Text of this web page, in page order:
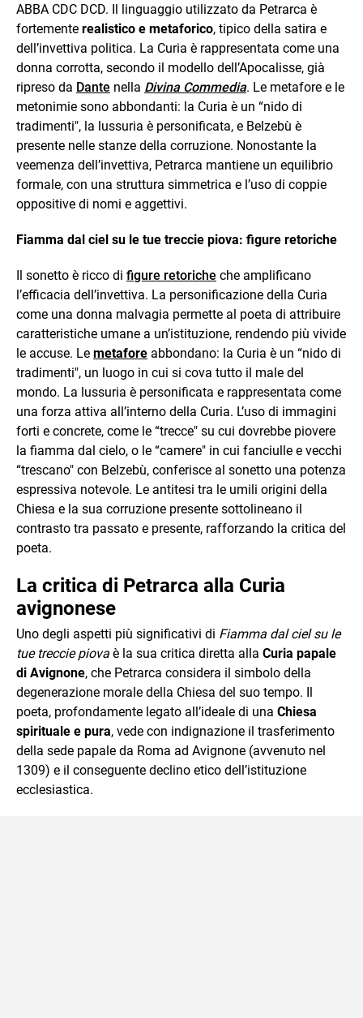
ABBA CDC DCD. Il linguaggio utilizzato da Petrarca è
fortemente realistico e metaforico, tipico della satira e
dell’invettiva politica. La Curia è rappresentata come una
donna corrotta, secondo il modello dell’Apocalisse, già
ripreso da Dante nella Divina Commedia. Le metafore e le
metonimie sono abbondanti: la Curia è un “nido di
tradimenti", la lussuria è personificata, e Belzebù è
presente nelle stanze della corruzione. Nonostante la
veemenza dell’invettiva, Petrarca mantiene un equilibrio
formale, con una struttura simmetrica e l’uso di coppie
oppositive di nomi e aggettivi.
Fiamma dal ciel su le tue treccie piova: figure retoriche
Il sonetto è ricco di figure retoriche che amplificano
l’efficacia dell’invettiva. La personificazione della Curia
come una donna malvagia permette al poeta di attribuire
caratteristiche umane a un’istituzione, rendendo più vivide
le accuse. Le metafore abbondano: la Curia è un “nido di
tradimenti", un luogo in cui si cova tutto il male del
mondo. La lussuria è personificata e rappresentata come
una forza attiva all’interno della Curia. L’uso di immagini
forti e concrete, come le “trecce" su cui dovrebbe piovere
la fiamma dal cielo, o le “camere" in cui fanciulle e vecchi
“trescano" con Belzebù, conferisce al sonetto una potenza
espressiva notevole. Le antitesi tra le umili origini della
Chiesa e la sua corruzione presente sottolineano il
contrasto tra passato e presente, rafforzando la critica del
poeta.
La critica di Petrarca alla Curia
avignonese
Uno degli aspetti più significativi di Fiamma dal ciel su le
tue treccie piova è la sua critica diretta alla Curia papale
di Avignone, che Petrarca considera il simbolo della
degenerazione morale della Chiesa del suo tempo. Il
poeta, profondamente legato all’ideale di una Chiesa
spirituale e pura, vede con indignazione il trasferimento
della sede papale da Roma ad Avignone (avvenuto nel
1309) e il conseguente declino etico dell’istituzione
ecclesiastica.